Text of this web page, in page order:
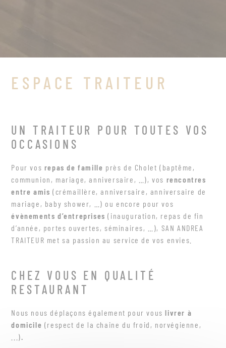
ESPACE TRAITEUR
UN TRAITEUR POUR TOUTES VOS
OCCASIONS
Pour vos repas de famille près de Cholet (baptême,
communion, mariage, anniversaire, …), vos rencontres
entre amis (crémaillère, anniversaire, anniversaire de
mariage, baby shower, …) ou encore pour vos
évènements d’entreprises (inauguration, repas de fin
d’année, portes ouvertes, séminaires, …), SAN ANDREA
TRAITEUR met sa passion au service de vos envies.
CHEZ VOUS EN QUALITÉ
RESTAURANT
Nous nous déplaçons également pour vous livrer à
domicile (respect de la chaine du froid, norvégienne,
...)